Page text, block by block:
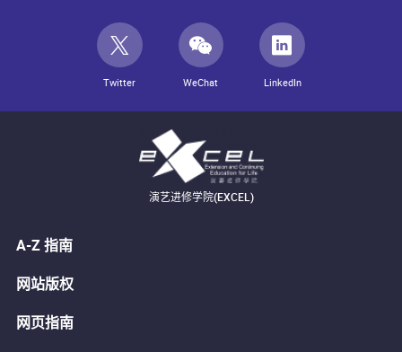
Twitter WeChat LinkedIn
演艺进修学院(EXCEL)
A-Z 指南
网站版权
网页指南